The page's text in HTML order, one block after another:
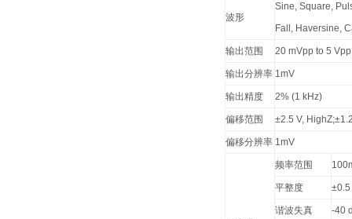
波形
Sine, Square,
Fall, Haversine,
输出范围 20 mVpp to 5
输出分辨率 1mV
输出精度 2% (1 kHz)
偏移范围 ±2.5 V,
偏移分辨率 1mV
频率范围
平整度
谐波失真 -40